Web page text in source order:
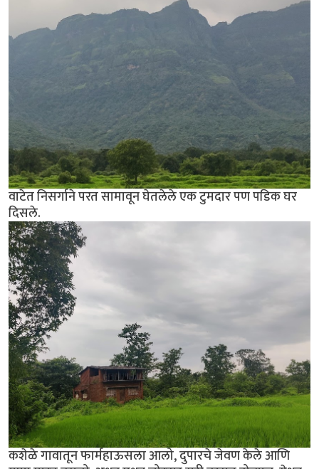
वाटेत निसर्गाने परत सामावून घेतलेले एक टुमदार पण पडिक घर
दिसले.
कशेळे गावातून फार्महाऊसला आलो, दुपारचे जेवण केले आणि